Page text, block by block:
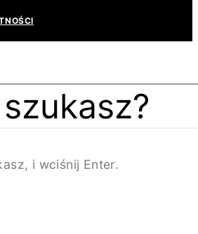
i wciśnij Enter.